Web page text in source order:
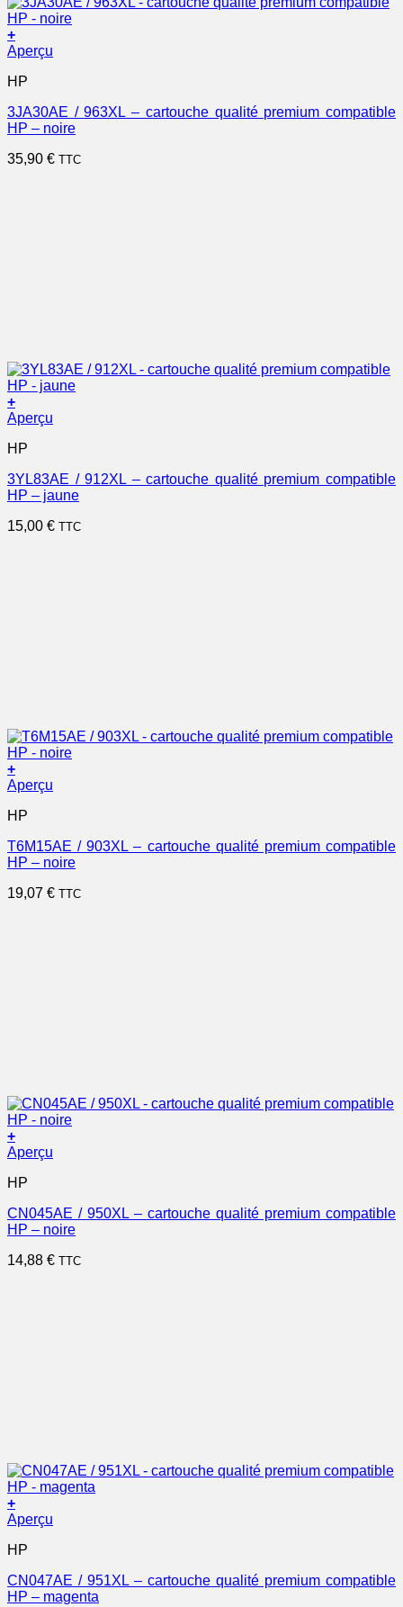
+
Aperçu
HP
3JA30AE / 963XL – cartouche qualité premium compatible
HP – noire
35,90 € TTC
+
Aperçu
HP
3YL83AE / 912XL – cartouche qualité premium compatible
HP – jaune
15,00 € TTC
+
Aperçu
HP
T6M15AE / 903XL – cartouche qualité premium compatible
HP – noire
19,07 € TTC
+
Aperçu
HP
CN045AE / 950XL – cartouche qualité premium compatible
HP – noire
14,88 € TTC
+
Aperçu
HP
CN047AE / 951XL – cartouche qualité premium compatible
HP – magenta